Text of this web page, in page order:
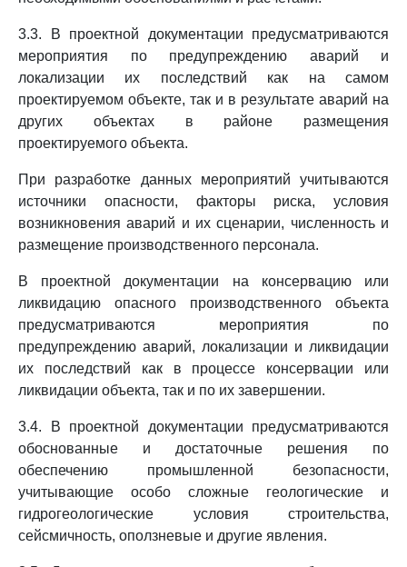
3.3. В проектной документации предусматриваются
мероприятия по предупреждению аварий и
локализации их последствий как на самом
проектируемом объекте, так и в результате аварий на
других объектах в районе размещения
проектируемого объекта.
При разработке данных мероприятий учитываются
источники опасности, факторы риска, условия
возникновения аварий и их сценарии, численность и
размещение производственного персонала.
В проектной документации на консервацию или
ликвидацию опасного производственного объекта
предусматриваются мероприятия по
предупреждению аварий, локализации и ликвидации
их последствий как в процессе консервации или
ликвидации объекта, так и по их завершении.
3.4. В проектной документации предусматриваются
обоснованные и достаточные решения по
обеспечению промышленной безопасности,
учитывающие особо сложные геологические и
гидрогеологические условия строительства,
сейсмичность, оползневые и другие явления.